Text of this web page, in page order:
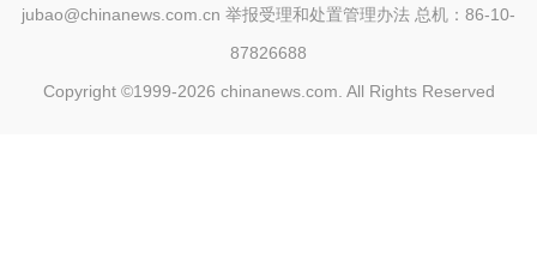
jubao@chinanews.com.cn 举报受理和处置管理办法 总机：86-10-
87826688
Copyright ©1999-2026 chinanews.com. All Rights Reserved